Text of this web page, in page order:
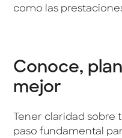
como las
Conoce,
mejor
Tener claridad sobre
paso fundamental